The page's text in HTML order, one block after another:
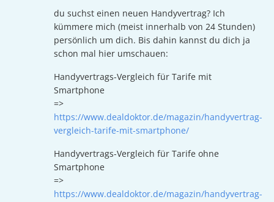
du suchst einen neuen Handyvertrag? Ich
kümmere mich (meist innerhalb von 24 Stunden)
persönlich um dich. Bis dahin kannst du dich ja
schon mal hier umschauen:
Handyvertrags-Vergleich für Tarife mit
Smartphone
=>
https://www.dealdoktor.de/magazin/handyvertrag-
vergleich-tarife-mit-smartphone/
Handyvertrags-Vergleich für Tarife ohne
Smartphone
=>
https://www.dealdoktor.de/magazin/handyvertrag-